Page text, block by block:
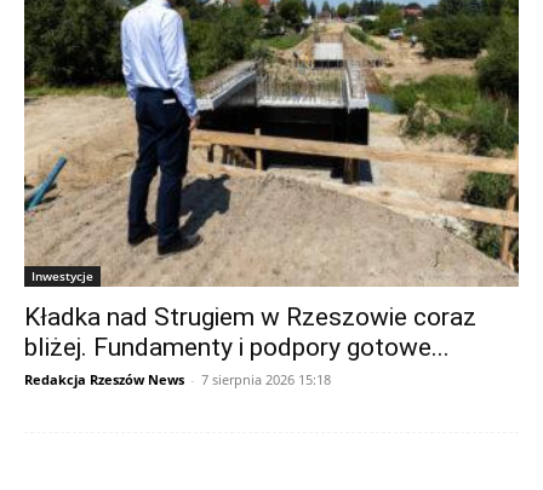
Inwestycje
Kładka nad Strugiem w Rzeszowie coraz
bliżej. Fundamenty i podpory gotowe...
Redakcja Rzeszów News - 7 sierpnia 2026 15:18